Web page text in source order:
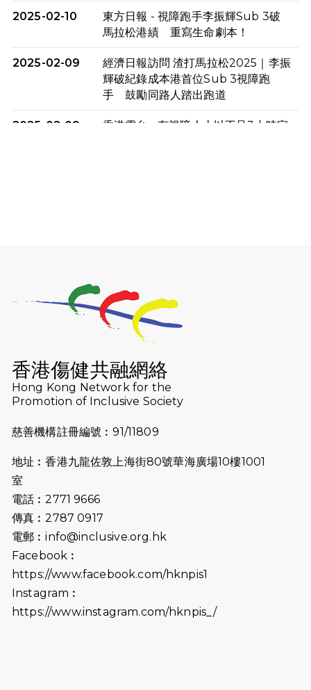
2025-02-10
東方日報 - 視障跑手李振輝Sub 3破
馬拉松港績 重寫生命劇本！
2025-02-09
經濟日報訪問 渣打馬拉松2025｜李振
輝破紀錄成本港首位Sub 3視障跑
手 鼓勵同路人踏出跑道
2025-02-09
香港電台 - 有視障人士以不足3小時完
成就毅行壯舉
尋找跑會的故事 #23 | 猛龍長跑會 -
Why Not Run
2024-11-07
樂施毅行者｜毅行40「堅」並肩下周
五開鑼 逾4千健兒蓄勢待發
跑友黃志輝(Jeff)和鄭子健(Jason)
2024-10-22
#WhyNotRun 試跑員一號的領跑體
2024-10-01
港鐵「Chill Fun鐵路樂園」近8萬人
參加 邀視障、聽障人士入場促社會共
2024-08-11
Justice Bernstein’s interview with
released last Sunday (11th Aug
香港傷健共融網絡
Hong Kong Network for the
Promotion of Inclusive Society
慈善機構註冊編號︰91/11809
地址︰香港九龍佐敦上海街80號華海廣場10樓1001
室
電話︰2771 9666
傳真︰2787 0917
電郵︰info@inclusive.org.hk
Facebook︰
https://www.facebook.com/hknpis1
Instagram︰
https://www.instagram.com/hknpis_/